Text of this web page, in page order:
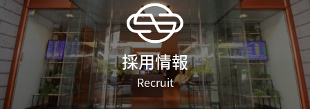
採用情報
Recruit